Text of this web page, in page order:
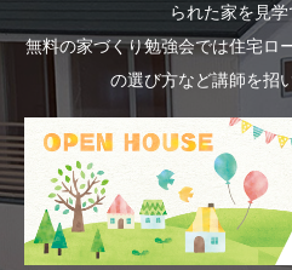
られた家を見学
無料の家づくり勉強会では住宅ロ
の選び方など講師を招